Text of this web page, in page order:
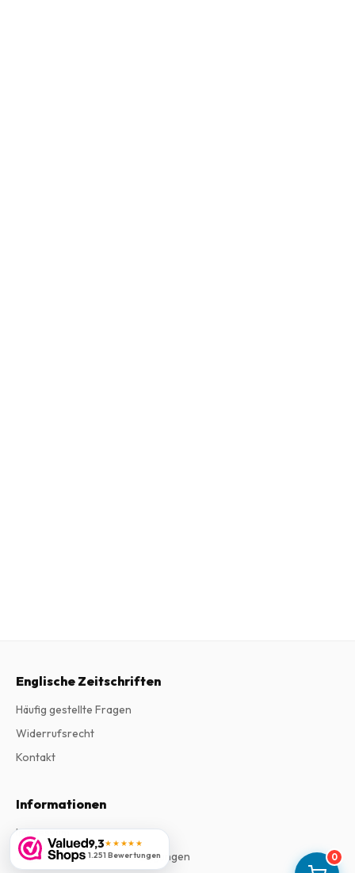
0
9,3★★★★★
1.251 Bewertungen
Englische Zeitschriften
Häufig gestellte Fragen
Widerrufsrecht
Kontakt
Informationen
Impressum
Allgemeine Geschäftsbedingungen